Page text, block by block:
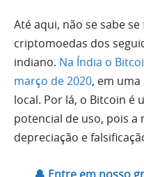
Até aqui, não se sabe
criptomoedas dos
indiano. Na Índia o
março de 2020, em
local. Por lá, o Bitcoin é
potencial de uso, pois a
depreciação e